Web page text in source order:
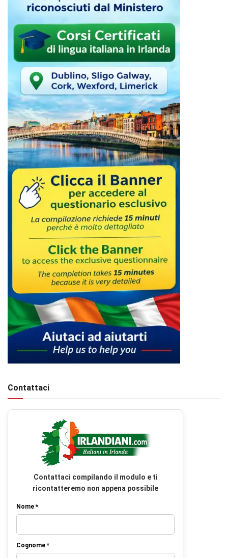
Contattaci
Contattaci compilando il modulo e ti
ricontatteremo non appena possibile
Nome *
Cognome *